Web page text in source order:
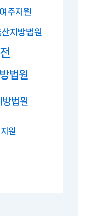
여주지원
지방법원
전
법원
법원
원